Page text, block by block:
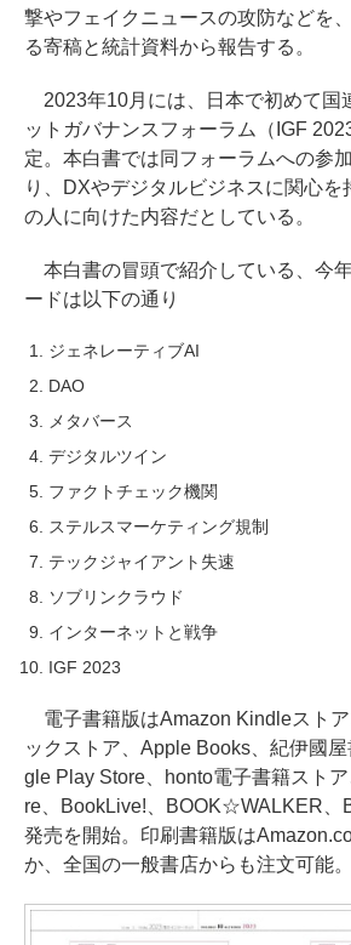
撃やフェイクニュースの攻防などを
る寄稿と統計資料から報告する。
2023年10月には、日本で初めて国
ットガバナンスフォーラム（IGF
定。本白書では同フォーラムへの参
り、DXやデジタルビジネスに関心を
の人に向けた内容だとしている。
本白書の冒頭で紹介している、今
ードは以下の通り
ジェネレーティブAI
DAO
メタバース
デジタルツイン
ファクトチェック機関
ステルスマーケティング規制
テックジャイアント失速
ソブリンクラウド
インターネットと戦争
IGF 2023
電子書籍版はAmazon Kindleスト
ックストア、Apple Books、紀伊國
gle Play Store、honto電子書籍スト
re、BookLive!、BOOK☆WALKER、
発売を開始。印刷書籍版は
か、全国の一般書店からも注文可能。